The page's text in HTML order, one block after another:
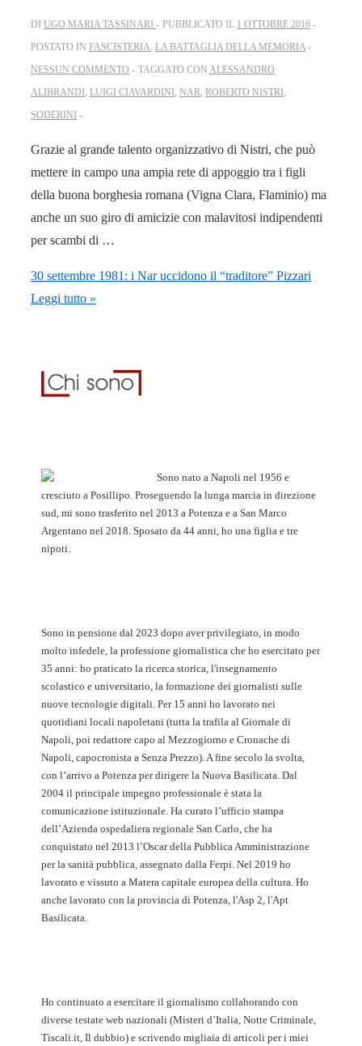
DI UGO MARIA TASSINARI PUBBLICATO IL 1 OTTOBRE 2016
POSTATO IN FASCISTERIA, LA BATTAGLIA DELLA MEMORIA
NESSUN COMMENTO
TAGGATO CON ALESSANDRO
ALIBRANDI , LUIGI CIAVARDINI , NAR, ROBERTO NISTRI ,
SODERINI
Grazie al grande talento organizzativo di Nistri, che può
mettere in campo una ampia rete di appoggio tra i figli
della buona borghesia romana (Vigna Clara, Flaminio) ma
anche un suo giro di amicizie con malavitosi indipendenti
per scambi di …
30 settembre 1981: i Nar uccidono il “traditore” Pizzari
Leggi tutto »
Sono nato a Napoli nel 1956 e
cresciuto a Posillipo. Proseguendo la lunga marcia in direzione
sud, mi sono trasferito nel 2013 a Potenza e a San Marco
Argentano nel 2018. Sposato da 44 anni, ho una figlia e tre
nipoti.
Sono in pensione dal 2023 dopo aver privilegiato, in modo
molto infedele, la professione giornalistica che ho esercitato per
35 anni: ho praticato la ricerca storica, l'insegnamento
scolastico e universitario, la formazione dei giornalisti sulle
nuove tecnologie digitali. Per 15 anni ho lavorato nei
quotidiani locali napoletani (tutta la trafila al Giornale di
Napoli, poi redattore capo al Mezzogiorno e Cronache di
Napoli, capocronista a Senza Prezzo). A fine secolo la svolta,
con l’arrivo a Potenza per dirigere la Nuova Basilicata. Dal
2004 il principale impegno professionale è stata la
comunicazione istituzionale. Ha curato l’ufficio stampa
dell’Azienda ospedaliera regionale San Carlo, che ha
conquistato nel 2013 l’Oscar della Pubblica Amministrazione
per la sanità pubblica, assegnato dalla Ferpi. Nel 2019 ho
lavorato e vissuto a Matera capitale europea della cultura. Ho
anche lavorato con la provincia di Potenza, l'Asp 2, l'Apt
Basilicata.
Ho continuato a esercitare il giornalismo collaborando con
diverse testate web nazionali (Misteri d’Italia, Notte Criminale,
Tiscali.it, Il dubbio) e scrivendo migliaia di articoli per i miei